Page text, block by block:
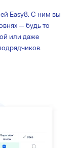
Easy8. С ним вы
— будь то
или даже